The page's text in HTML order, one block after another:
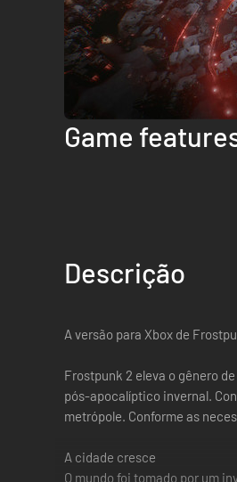
Game
Descrição
A versão para Xbox de
Frostpunk 2 eleva o gênero
pós-apocalíptico invernal.
metrópole. Conforme as
A cidade cresce
O mundo foi tomado por um